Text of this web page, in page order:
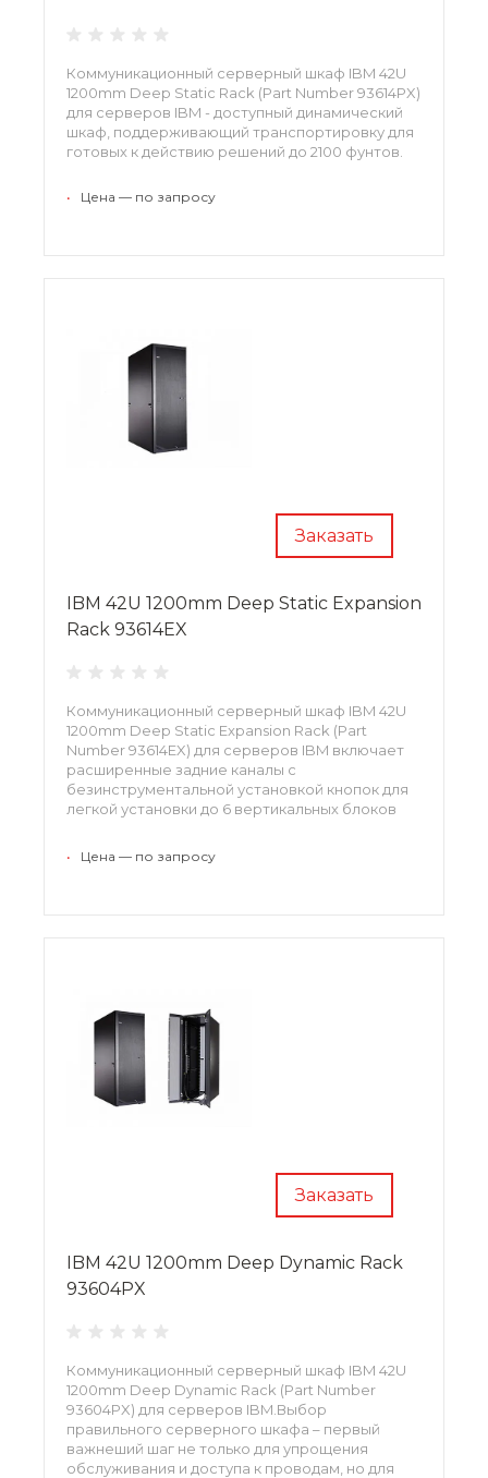
Коммуникационный серверный шкаф IBM 42U
1200mm Deep Static Rack (Part Number 93614PX)
для серверов IBM - доступный динамический
шкаф, поддерживающий транспортировку для
готовых к действию решений до 2100 фунтов.
• Цена — по запросу
Заказать
IBM 42U 1200mm Deep Static Expansion
Rack 93614EX
Коммуникационный серверный шкаф IBM 42U
1200mm Deep Static Expansion Rack (Part
Number 93614EX) для серверов IBM включает
расширенные задние каналы с
безинструментальной установкой кнопок для
легкой установки до 6 вертикальных блоков
установку другого оборудования.
• Цена — по запросу
Заказать
IBM 42U 1200mm Deep Dynamic Rack
93604PX
Коммуникационный серверный шкаф IBM 42U
1200mm Deep Dynamic Rack (Part Number
93604PX) для серверов IBM.Выбор
правильного серверного шкафа – первый
важнеший шаг не только для упрощения
обслуживания и доступа к проводам, но для